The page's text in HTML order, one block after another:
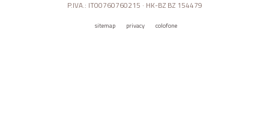
P.IVA.: IT00760760215 · HK-BZ BZ 154479
sitemap privacy colofone